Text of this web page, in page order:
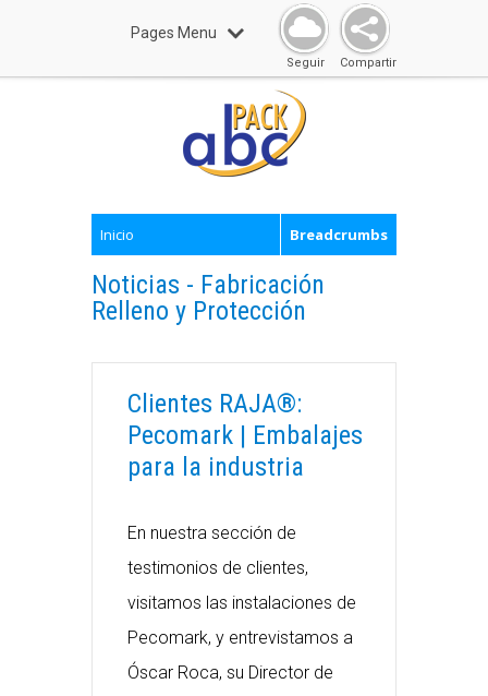
Pages Menu
Compartir
Seguir
Inicio Breadcrumbs
Noticias - Fabricación
Relleno y Protección
Clientes RAJA®:
Pecomark | Embalajes
para la industria
En nuestra sección de
testimonios de clientes,
visitamos las instalaciones de
Pecomark, y entrevistamos a
Óscar Roca, su Director de